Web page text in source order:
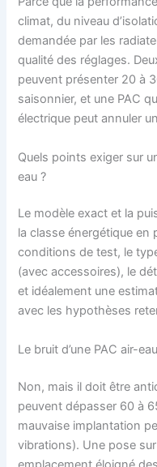
climat, du niveau
demandée par les
qualité des réglages.
peuvent présenter 20 à
saisonnier, et une PAC
électrique peut annuler
Quels points exiger sur
eau ?
Le modèle exact et la
la classe énergétique en
conditions de test, le
(avec accessoires), le
et idéalement une
avec les hypothèses
Le bruit d’une PAC air-
Non, mais il doit être
peuvent dépasser 60 à
mauvaise implantation
vibrations). Une pose